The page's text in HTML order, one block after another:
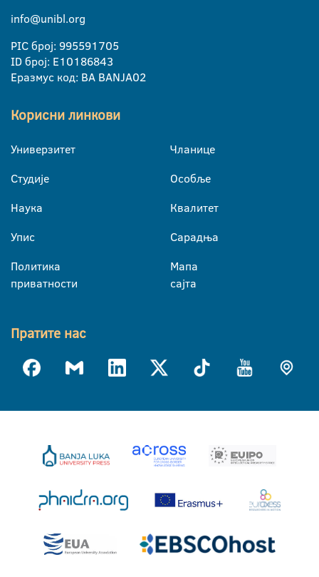
info@unibl.org
PIC број: 995591705
ID број: E10186843
Еразмус код: BA BANJA02
Корисни линкови
Универзитет
Студије
Наука
Упис
Политика
приватности
Чланице
Особље
Квалитет
Сарадња
Мапа
сајта
Пратите нас